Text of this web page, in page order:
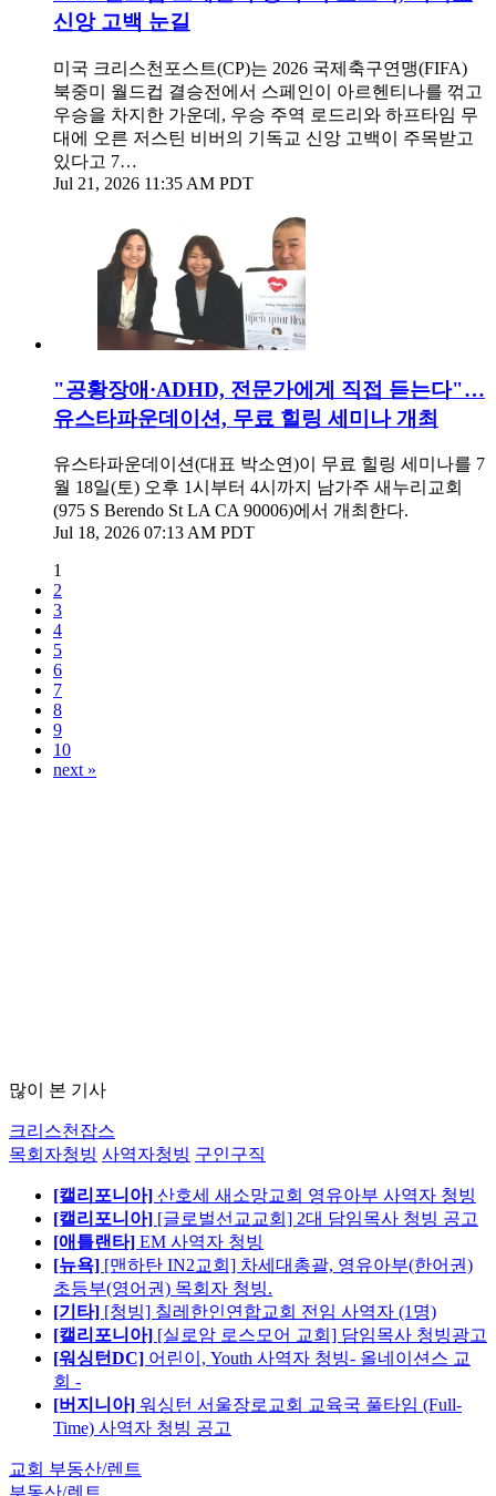
신앙 고백 눈길
미국 크리스천포스트(CP)는 2026 국제축구연맹(FIFA)
북중미 월드컵 결승전에서 스페인이 아르헨티나를 꺾고
우승을 차지한 가운데, 우승 주역 로드리와 하프타임 무
대에 오른 저스틴 비버의 기독교 신앙 고백이 주목받고
있다고 7…
Jul 21, 2026 11:35 AM PDT
"공황장애·ADHD, 전문가에게 직접 듣는다"…
유스타파운데이션, 무료 힐링 세미나 개최
유스타파운데이션(대표 박소연)이 무료 힐링 세미나를 7
월 18일(토) 오후 1시부터 4시까지 남가주 새누리교회
(975 S Berendo St LA CA 90006)에서 개최한다.
Jul 18, 2026 07:13 AM PDT
1
2
3
4
5
6
7
8
9
10
next »
많이 본 기사
크리스천잡스
목회자청빙 사역자청빙 구인구직
[캘리포니아] 산호세 새소망교회 영유아부 사역자 청빙
[캘리포니아] [글로벌선교교회] 2대 담임목사 청빙 공고
[애틀랜타] EM 사역자 청빙
[뉴욕] [맨하탄 IN2교회] 차세대총괄, 영유아부(한어권)
초등부(영어권) 목회자 청빙.
[기타] [청빙] 칠레한인연합교회 전임 사역자 (1명)
[캘리포니아] [실로암 로스모어 교회] 담임목사 청빙광고
[워싱턴DC] 어린이, Youth 사역자 청빙- 올네이션스 교
회 -
[버지니아] 워싱턴 서울장로교회 교육국 풀타임 (Full-
Time) 사역자 청빙 공고
교회 부동산/렌트